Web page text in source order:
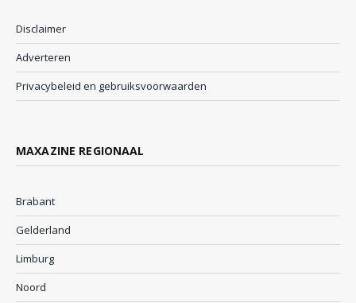
Disclaimer
Adverteren
Privacybeleid en gebruiksvoorwaarden
MAXAZINE REGIONAAL
Brabant
Gelderland
Limburg
Noord